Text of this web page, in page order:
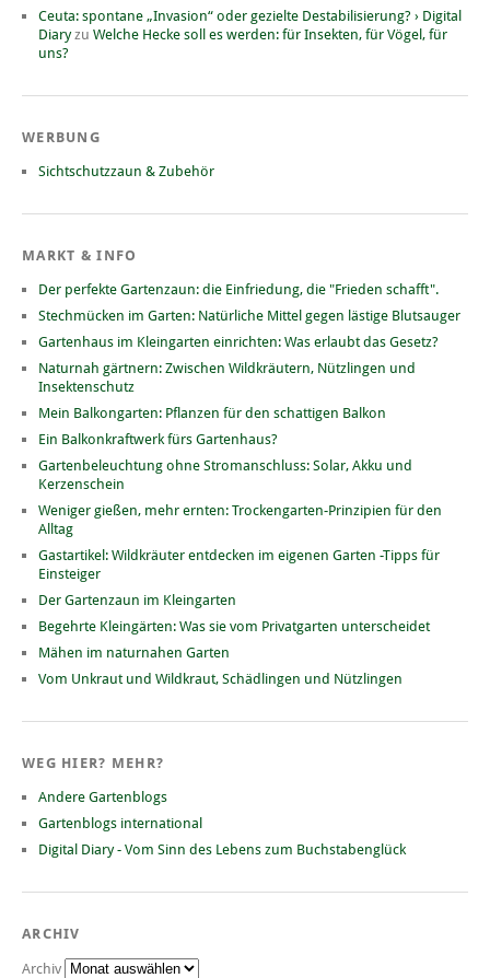
Ceuta: spontane „Invasion“ oder gezielte Destabilisierung? › Digital
Diaryzu Welche Hecke soll es werden: für Insekten, für Vögel, für
uns?
WERBUNG
Sichtschutzzaun & Zubehör
MARKT & INFO
Der perfekte Gartenzaun: die Einfriedung, die "Frieden schafft".
Stechmücken im Garten: Natürliche Mittel gegen lästige Blutsauger
Gartenhaus im Kleingarten einrichten: Was erlaubt das Gesetz?
Naturnah gärtnern: Zwischen Wildkräutern, Nützlingen und
Insektenschutz
Mein Balkongarten: Pflanzen für den schattigen Balkon
Ein Balkonkraftwerk fürs Gartenhaus?
Gartenbeleuchtung ohne Stromanschluss: Solar, Akku und
Kerzenschein
Weniger gießen, mehr ernten: Trockengarten-Prinzipien für den
Alltag
Gastartikel: Wildkräuter entdecken im eigenen Garten -Tipps für
Einsteiger
Der Gartenzaun im Kleingarten
Begehrte Kleingärten: Was sie vom Privatgarten unterscheidet
Mähen im naturnahen Garten
Vom Unkraut und Wildkraut, Schädlingen und Nützlingen
WEG HIER? MEHR?
Andere Gartenblogs
Gartenblogs international
Digital Diary - Vom Sinn des Lebens zum Buchstabenglück
ARCHIV
Archiv